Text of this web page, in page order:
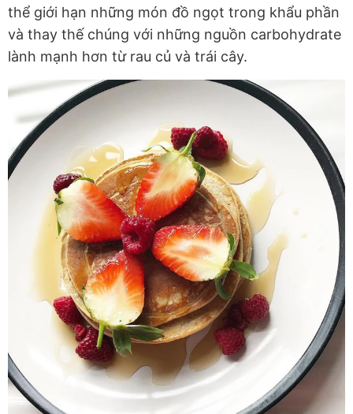
thể giới hạn những món đồ ngọt trong khẩu phần
và thay thế chúng với những nguồn carbohydrate
lành mạnh hơn từ rau củ và trái cây.